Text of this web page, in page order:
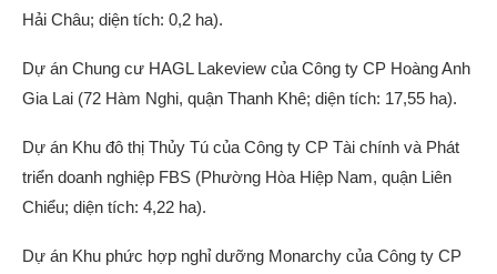
Hải Châu; diện tích: 0,2 ha).
Dự án Chung cư HAGL Lakeview của Công ty CP Hoàng Anh
Gia Lai (72 Hàm Nghi, quận Thanh Khê; diện tích: 17,55 ha).
Dự án Khu đô thị Thủy Tú của Công ty CP Tài chính và Phát
triển doanh nghiệp FBS (Phường Hòa Hiệp Nam, quận Liên
Chiểu; diện tích: 4,22 ha).
Dự án Khu phức hợp nghỉ dưỡng Monarchy của Công ty CP